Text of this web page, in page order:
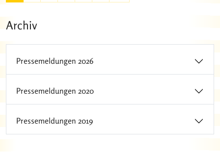
Archiv
Pressemeldungen 2026
Pressemeldungen 2020
Pressemeldungen 2019